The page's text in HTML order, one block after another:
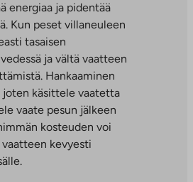
energiaa ja pidentää
Kun peset villaneuleen
tasaisen
ja vältä vaatteen
Hankaaminen
joten käsittele vaatetta
vaate pesun jälkeen
kosteuden voi
kevyesti